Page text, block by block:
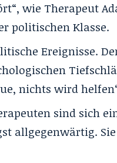
wie Therapeut
politischen Klasse.
Ereignisse.
nichts wird
sind sich
allgegenwärtig.